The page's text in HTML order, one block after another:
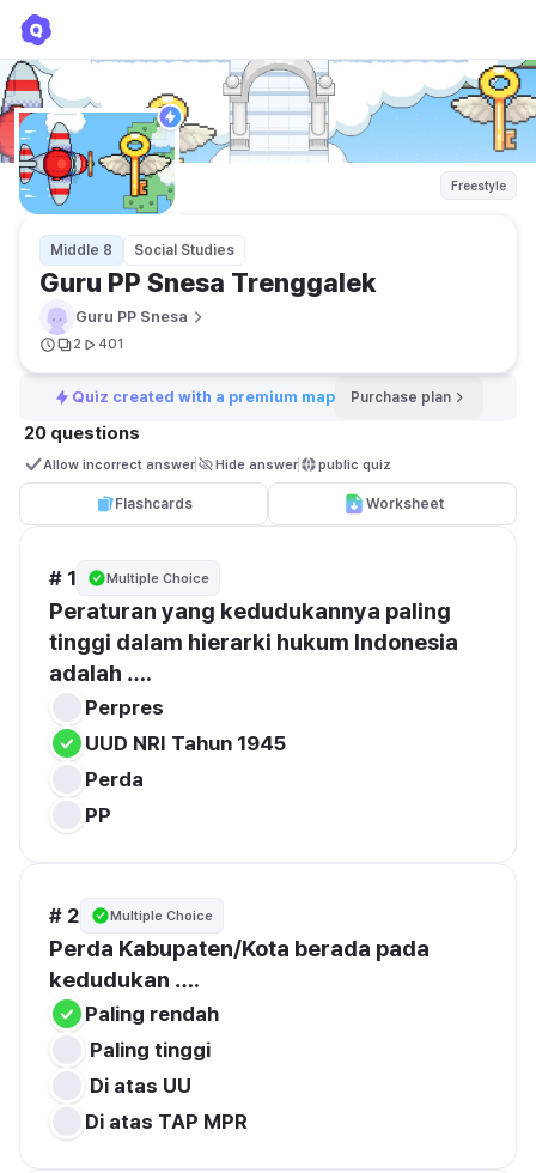
Freestyle
Middle 8 Social Studies
Guru PP Snesa Trenggalek
Guru PP Snesa
2 401
Quiz created with a premium map Purchase plan
20 questions
Allow incorrect answer Hide answer public quiz
Flashcards Worksheet
# 1 Multiple Choice
Peraturan yang kedudukannya paling
tinggi dalam hierarki hukum Indonesia
adalah ….
UUD NRI Tahun 1945
PP
# 2 Multiple Choice
Perda Kabupaten/Kota berada pada
kedudukan ….
Paling tinggi
Di atas TAP MPR